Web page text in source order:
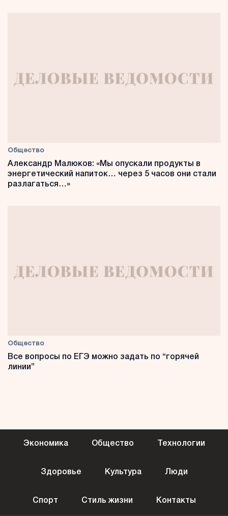
Общество
Александр Малюков: «Мы опускали продукты в
энергетический напиток… через 5 часов они стали
разлагаться…»
Общество
Все вопросы по ЕГЭ можно задать по “горячей
линии”
Экономика Общество Технологии
Здоровье Культура Люди
Спорт Стиль жизни Контакты